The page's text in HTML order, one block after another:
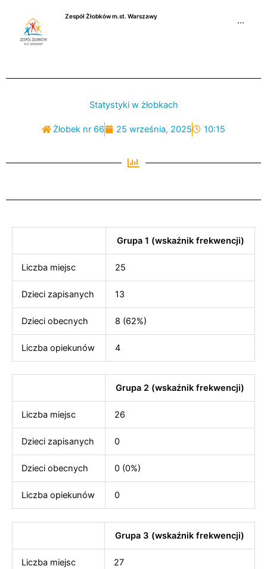
Zespół Żłobków m.st. Warszawy
···
Statystyki w żłobkach
Żłobek nr 66 25 września, 2025 10:15
Grupa 1 (wskaźnik frekwencji)
Liczba miejsc 25
Dzieci zapisanych 13
Dzieci obecnych 8 (62%)
Liczba opiekunów 4
Grupa 2 (wskaźnik frekwencji)
Liczba miejsc 26
Dzieci zapisanych 0
Dzieci obecnych 0 (0%)
Liczba opiekunów 0
Grupa 3 (wskaźnik frekwencji)
Liczba miejsc 27